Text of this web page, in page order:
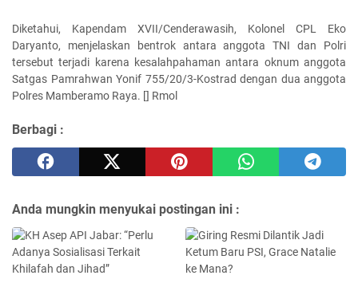
Diketahui, Kapendam XVII/Cenderawasih, Kolonel CPL Eko
Daryanto, menjelaskan bentrok antara anggota TNI dan Polri
tersebut terjadi karena kesalahpahaman antara oknum anggota
Satgas Pamrahwan Yonif 755/20/3-Kostrad dengan dua anggota
Polres Mamberamo Raya. [] Rmol
Berbagi :
Anda mungkin menyukai postingan ini :